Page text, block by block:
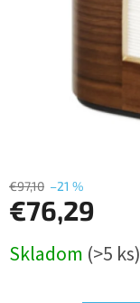
€97,10 –21 %
€76,29
cena:
Skladom (>5 ks)